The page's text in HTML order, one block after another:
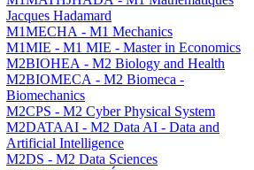
Jacques Hadamard
M1MECHA - M1 Mechanics
M1MIE - M1 MIE - Master in Economics
M2BIOHEA - M2 Biology and Health
M2BIOMECA - M2 Biomeca -
Biomechanics
M2CPS - M2 Cyber Physical System
M2DATAAI - M2 Data AI - Data and
Artificial Intelligence
M2DS - M2 Data Sciences